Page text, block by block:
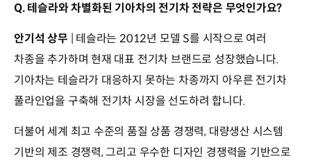
Q. 테슬라와 차별화된 기아차의 전기차 전략은 무엇인가요?
안기석 상무
| 테슬라는 2012년 모델 S를 시작으로 여러
차종을 추가하며 현재 대표 전기차 브랜드로 성장했습니다.
기아차는 테슬라가 대응하지 못하는 차종까지 아우른 전기차
풀라인업을 구축해 전기차 시장을 선도하려 합니다.
더불어 세계 최고 수준의 품질 상품 경쟁력, 대량생산 시스템
기반의 제조 경쟁력, 그리고 우수한 디자인 경쟁력을 기반으로